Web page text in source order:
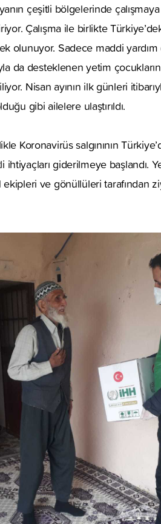
çeşitli bölgelerinde
Çalışma ile birlikte
olunuyor. Sadece maddi yardım
da desteklenen yetim
Nisan ayının ilk günleri
gibi ailelere ulaştırıldı.
Koronavirüs salgınının
giderilmeye başlandı.
ve gönüllüleri tarafından